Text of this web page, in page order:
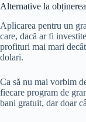
Alternative la
Aplicarea pentru un
care, dacă ar fi
profituri mai mari
dolari.
Ca să nu mai vorbim
fiecare program de
bani gratuit, dar doar